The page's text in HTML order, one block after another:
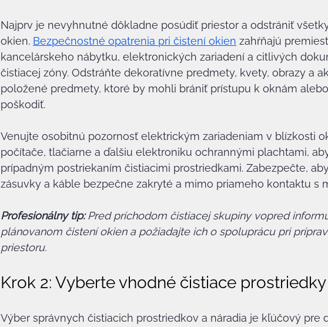
Najprv je nevyhnutné dôkladne posúdiť priestor a odstrániť
okien. Bezpečnostné opatrenia pri čistení okien zahŕňajú
kancelárskeho nábytku, elektronických zariadení a citlivých
čistiacej zóny. Odstráňte dekoratívne predmety, kvety, obrazy a
položené predmety, ktoré by mohli brániť prístupu k oknám
poškodiť.
Venujte osobitnú pozornosť elektrickým zariadeniam v blízkosti
počítače, tlačiarne a ďalšiu elektroniku ochrannými plachtami,
prípadným postriekaním čistiacimi prostriedkami. Zabezpečte,
zásuvky a káble bezpečne zakryté a mimo priameho kontaktu s
Profesionálny tip: Pred príchodom čistiacej skupiny vopred
plánovanom čistení okien a požiadajte ich o spoluprácu pri
priestoru.
Krok 2: Vyberte vhodné čistiace
Výber správnych čistiacich prostriedkov a náradia je kľúčový pre